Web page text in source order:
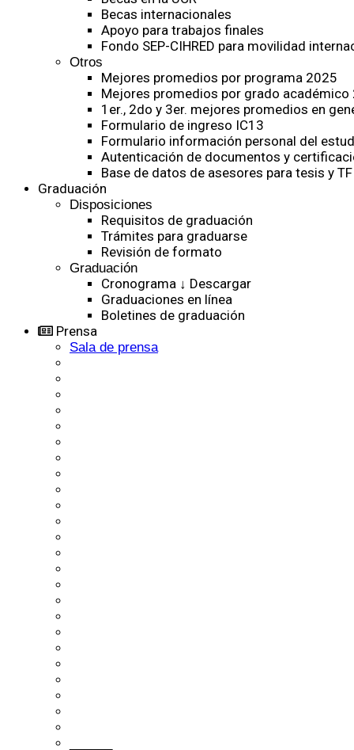
Becas internacionales
Apoyo para trabajos finales
Fondo SEP-CIHRED para movilidad
Otros
Mejores promedios por programa 2025
Mejores promedios por grado académico
1er., 2do y 3er. mejores promedios en
Formulario de ingreso IC13
Formulario información personal del
Autenticación de documentos y
Base de datos de asesores para tesis y
Graduación
Disposiciones
Requisitos de graduación
Trámites para graduarse
Revisión de formato
Graduación
Cronograma ↓ Descargar
Graduaciones en línea
Boletines de graduación
Prensa
Sala de prensa